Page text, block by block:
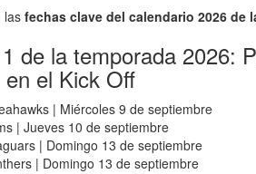
lasfechas clave del calendario 2026 de
de la temporada 2026:
el Kick Off
| Miércoles 9 de septiembre
| Jueves 10 de septiembre
| Domingo 13 de septiembre
| Domingo 13 de septiembre